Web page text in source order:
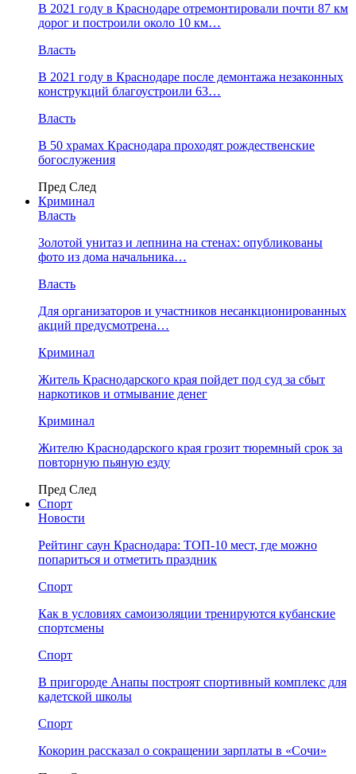
В 2021 году в Краснодаре отремонтировали почти 87 км
дорог и построили около 10 км…
Власть
В 2021 году в Краснодаре после демонтажа незаконных
конструкций благоустроили 63…
Власть
В 50 храмах Краснодара проходят рождественские
богослужения
Пред След
Криминал
Власть
​Золотой унитаз и лепнина на стенах: опубликованы
фото из дома начальника…
Власть
Для организаторов и участников несанкционированных
акций предусмотрена…
Криминал
Житель Краснодарского края пойдет под суд за сбыт
наркотиков и отмывание денег
Криминал
Жителю Краснодарского края грозит тюремный срок за
повторную пьяную езду
Пред След
Спорт
Новости
Рейтинг саун Краснодара: ТОП-10 мест, где можно
попариться и отметить праздник
Спорт
Как в условиях самоизоляции тренируются кубанские
спортсмены
Спорт
В пригороде Анапы построят спортивный комплекс для
кадетской школы
Спорт
Кокорин рассказал о сокращении зарплаты в «Сочи»